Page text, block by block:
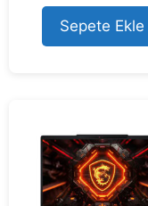
t
o
f
5
Sepete Ekle